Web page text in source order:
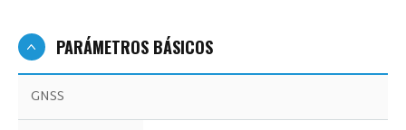
PARÁMETROS BÁSICOS
GNSS